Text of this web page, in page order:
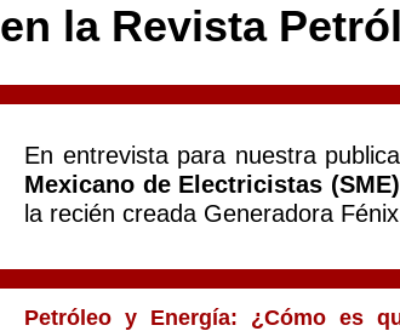
en la Revista
En entrevista para nuestra
Mexicano de Electricistas
la recién creada Generadora
Petróleo y Energía: ¿Cómo es